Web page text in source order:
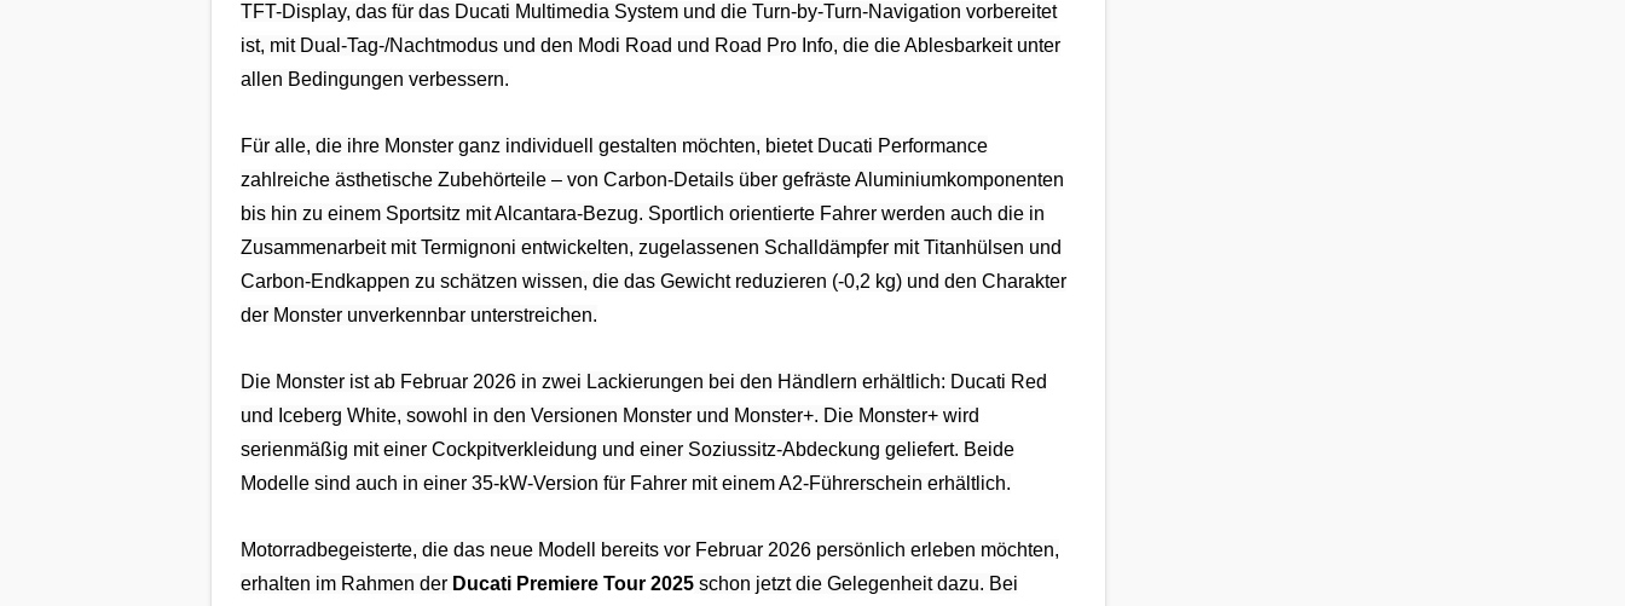
TFT-Display, das für das Ducati Multimedia System und die Turn-by-Turn-Navigation vorbereitet
ist, mit Dual-Tag-/Nachtmodus und den Modi Road und Road Pro Info, die die Ablesbarkeit unter
allen Bedingungen verbessern.
Für alle, die ihre Monster ganz individuell gestalten möchten, bietet Ducati Performance
zahlreiche ästhetische Zubehörteile – von Carbon-Details über gefräste Aluminiumkomponenten
bis hin zu einem Sportsitz mit Alcantara-Bezug. Sportlich orientierte Fahrer werden auch die in
Zusammenarbeit mit Termignoni entwickelten, zugelassenen Schalldämpfer mit Titanhülsen und
Carbon-Endkappen zu schätzen wissen, die das Gewicht reduzieren (-0,2 kg) und den Charakter
der Monster unverkennbar unterstreichen.
Die Monster ist ab Februar 2026 in zwei Lackierungen bei den Händlern erhältlich: Ducati Red
und Iceberg White, sowohl in den Versionen Monster und Monster+. Die Monster+ wird
serienmäßig mit einer Cockpitverkleidung und einer Soziussitz-Abdeckung geliefert. Beide
Modelle sind auch in einer 35-kW-Version für Fahrer mit einem A2-Führerschein erhältlich.
Motorradbegeisterte, die das neue Modell bereits vor Februar 2026 persönlich erleben möchten,
erhalten im Rahmen der Ducati Premiere Tour 2025schon jetzt die Gelegenheit dazu. Bei